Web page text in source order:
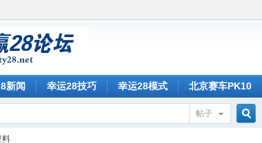
新闻 幸运28技巧 幸运28模式 北京赛车PK10
帖子
料